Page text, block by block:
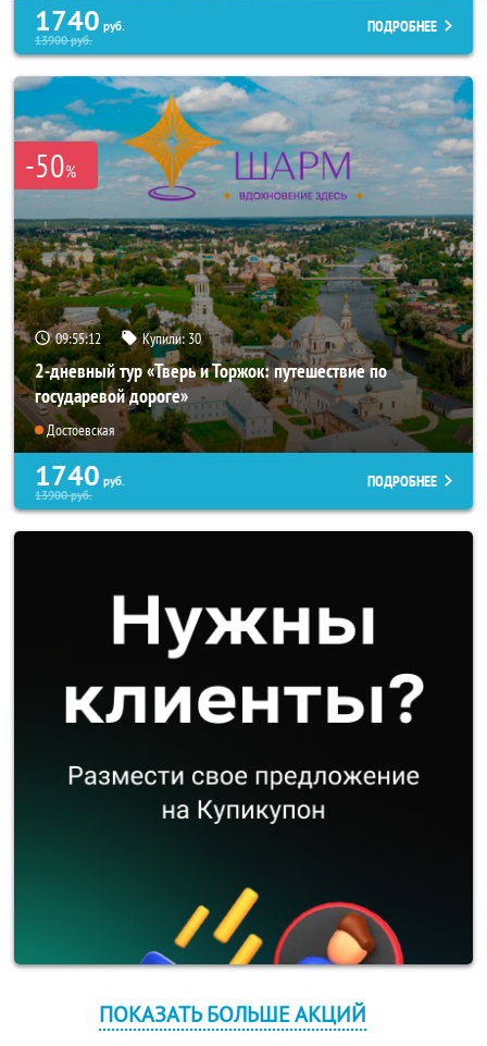
1740 руб.
13900руб.
ПОДРОБНЕЕ
-50%
09:55:10 Купили:30
2-дневный тур «Тверь и Торжок: путешествие по
государевой дороге»
Достоевская
1740 руб.
13900руб.
ПОДРОБНЕЕ
ПОКАЗАТЬ БОЛЬШЕ АКЦИЙ